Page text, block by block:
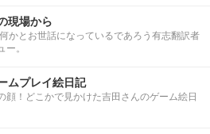
現場から
かとお世話になっているであろう有志翻訳者
。
ムプレイ絵日記
顔！どこかで見かけた吉田さんのゲーム絵日